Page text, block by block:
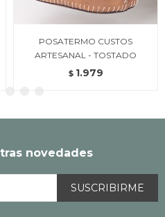
POSATERMO CUSTOS
ARTESANAL - TOSTADO
$ 1.979
novedades
SUSCRIBIRME